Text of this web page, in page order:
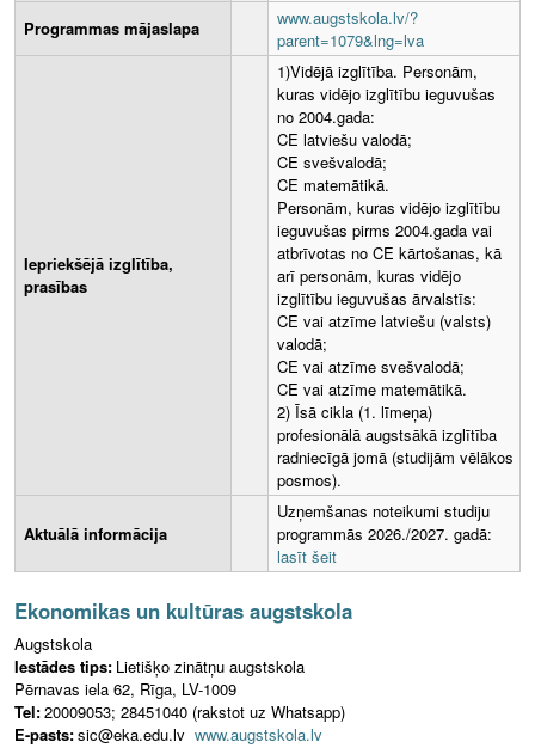
Programmas mājaslapa
www.augstskola.lv/?
parent=1079&lng=lva
Iepriekšējā izglītība,
prasības
1)Vidējā izglītība. Personām,
kuras vidējo izglītību ieguvušas
no 2004.gada:
CE latviešu valodā;
CE svešvalodā;
CE matemātikā.
Personām, kuras vidējo izglītību
ieguvušas pirms 2004.gada vai
atbrīvotas no CE kārtošanas, kā
arī personām, kuras vidējo
izglītību ieguvušas ārvalstīs:
CE vai atzīme latviešu (valsts)
valodā;
CE vai atzīme svešvalodā;
CE vai atzīme matemātikā.
2) Īsā cikla (1. līmeņa)
profesionālā augstsākā izglītība
radniecīgā jomā (studijām vēlākos
posmos).
Aktuālā informācija
Uzņemšanas noteikumi studiju
programmās 2026./2027. gadā:
lasīt šeit
Ekonomikas un kultūras augstskola
Augstskola
Iestādes tips: Lietišķo zinātņu augstskola
Pērnavas iela 62, Rīga, LV-1009
Tel:20009053; 28451040 (rakstot uz Whatsapp)
E-pasts:sic@eka.edu.lv www.augstskola.lv